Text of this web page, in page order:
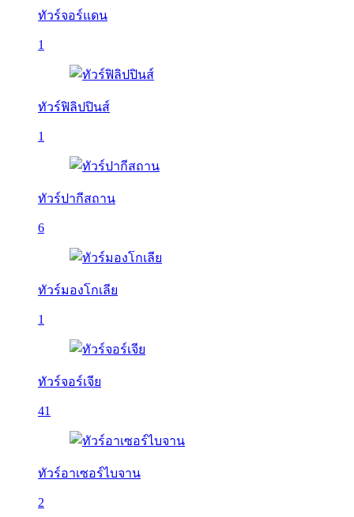
ทัวร์จอร์แดน
1
ทัวร์ฟิลิปปินส์
1
ทัวร์ปากีสถาน
6
ทัวร์มองโกเลีย
1
ทัวร์จอร์เจีย
41
ทัวร์อาเซอร์ไบจาน
2